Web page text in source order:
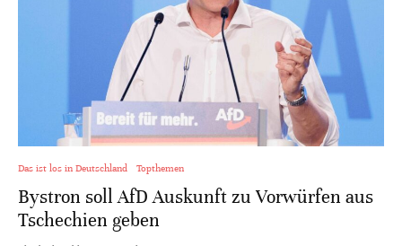
Das ist los in Deutschland Topthemen
Bystron soll AfD Auskunft zu Vorwürfen aus
Tschechien geben